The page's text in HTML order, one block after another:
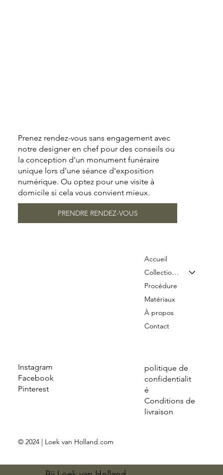
Instagram
Facebook
Pinterest
politique de
confidentialit
é
Conditions de
livraison
Accueil
Collection & Tarifs
Procédure
Matériaux
À propos
Contact
© 2024 | Loek van Holland.com
Prenez rendez-vous sans engagement avec
notre designer en chef pour des conseils ou
la conception d'un monument funéraire
unique lors d'une séance d'exposition
numérique. Ou optez pour une visite à
domicile si cela vous convient mieux.
PRENDRE RENDEZ-VOUS